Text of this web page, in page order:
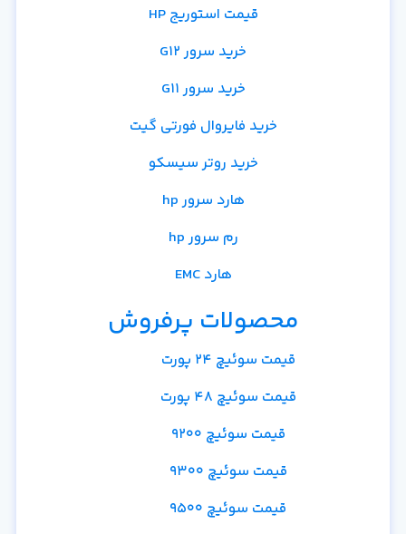
قیمت استوریج HP
خرید سرور G12
خرید سرور G11
خرید فایروال فورتی گیت
خرید روتر سیسکو
هارد سرور hp
رم سرور hp
هارد EMC
محصولات پرفروش
قیمت سوئیچ 24 پورت
قیمت سوئیچ 48 پورت
قیمت سوئیچ 9200
قیمت سوئیچ 9300
قیمت سوئیچ 9500